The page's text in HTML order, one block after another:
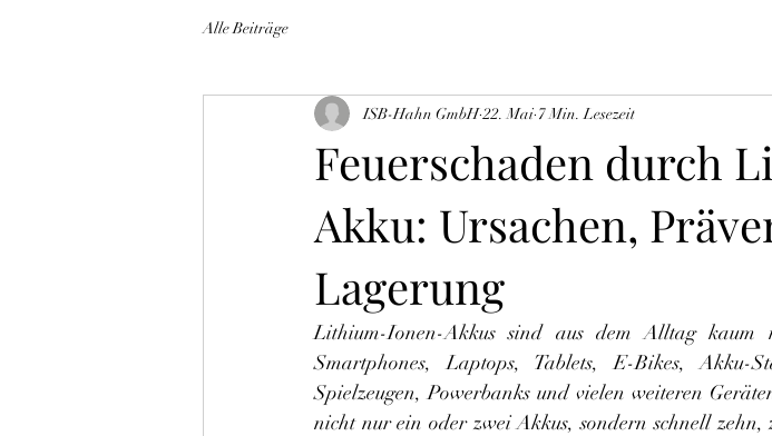
Alle Beiträge
Feuerschaden durch
Akku: Ursachen,
Lagerung
ISB-Hahn GmbH 22. Mai 7 Min. Lesezeit
Lithium-Ionen-Akkus sind aus dem Alltag kaum
Smartphones, Laptops, Tablets, E-Bikes, Akku-
Spielzeugen, Powerbanks und vielen weiteren
nicht nur ein oder zwei Akkus, sondern schnell